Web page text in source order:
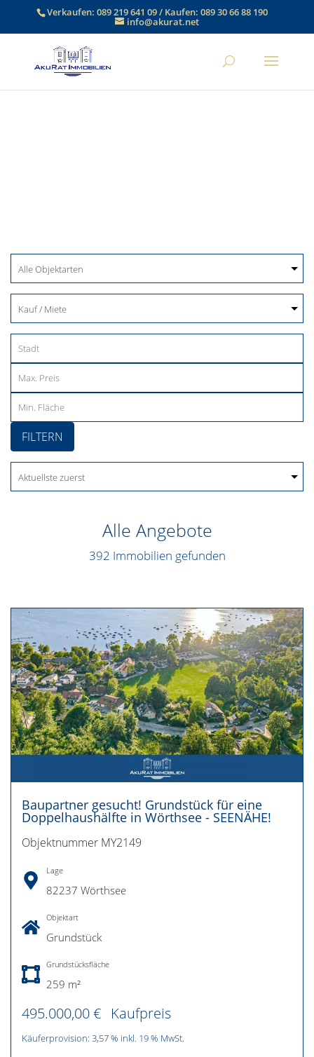
Verkaufen:089 219 641 09/ Kaufen:089 30 66 88 190
info@akurat.net
FILTERN
Alle Angebote
392 Immobilien gefunden
Baupartner gesucht! Grundstück für eine
Doppelhaushälfte in Wörthsee - SEENÄHE!
Objektnummer MY2149
Lage
82237 Wörthsee
Objektart
Grundstück
Grundstücksfläche
259 m²
495.000,00 € Kaufpreis
Käuferprovision: 3,57 % inkl. 19 % MwSt.